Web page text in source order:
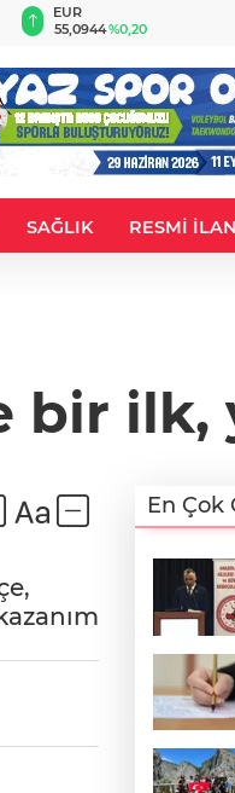
EUR
55,0944%0,20
SAĞLIK RESMİ
ilk,
En Çok